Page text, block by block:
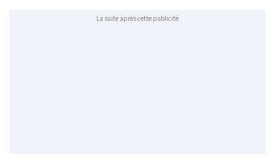
La suite après cette publicité